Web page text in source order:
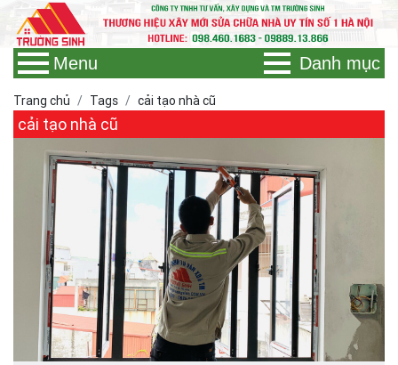
Danh mục
Menu
Trang chủ Tags cải tạo nhà cũ
cải tạo nhà cũ